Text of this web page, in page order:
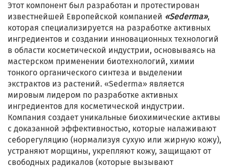
Этот компонент был разработан и протестирован
известнейшей Европейской компанией «Sederma»,
которая специализируется на разработке активных
ингредиентов и создании инновационных технологий
в области косметической индустрии, основываясь на
мастерском применении биотехнологий, химии
тонкого органического синтеза и выделении
экстрактов из растений. «Sederma» является
мировым лидером по разработке активных
ингредиентов для косметической индустрии.
Компания создает уникальные биохимические активы
с доказанной эффективностью, которые налаживают
себорегуляцию (нормализуя сухую или жирную кожу),
устраняют морщины, укрепляют кожу, защищают от
свободных радикалов (которые вызывают